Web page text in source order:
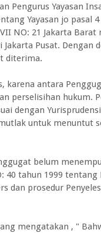
Pengurus Yayasan
Yayasan jo pasal
NO: 21 Jakarta
Pusat. Dengan
diterima.
karena antara
perselisihan hukum.
dengan
untuk menuntut
belum
40 tahun 1999
dan prosedur
mengatakan , "